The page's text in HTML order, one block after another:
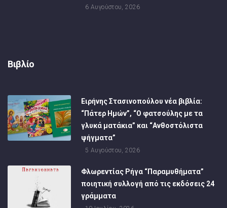
6 Αυγούστου, 2026
Βιβλίο
Ειρήνης Στασινοπούλου νέα βιβλία:
“Πάτερ Ημών”, “Ο φατσούλης με τα
γλυκά ματάκια” και “Ανθοστόλιστα
ψήγματα”
5 Αυγούστου, 2026
Φλωρεντίας Ρήγα “Παραμυθήματα”
ποιητική συλλογή από τις εκδόσεις 24
γράμματα